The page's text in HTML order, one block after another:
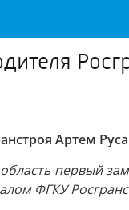
Артем
первый
ФГКУ